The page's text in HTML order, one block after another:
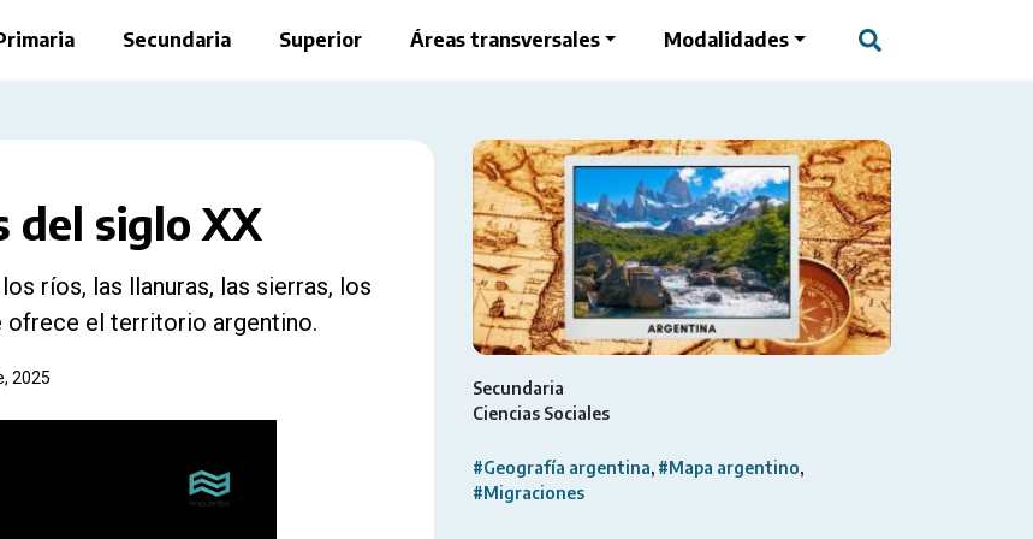
Secundaria Superior Áreas transversales Modalidades
del siglo XX
ríos, las llanuras, las sierras, los
el territorio argentino.
2025
Secundaria
Ciencias Sociales
#Geografía argentina #Mapa argentino
#Migraciones